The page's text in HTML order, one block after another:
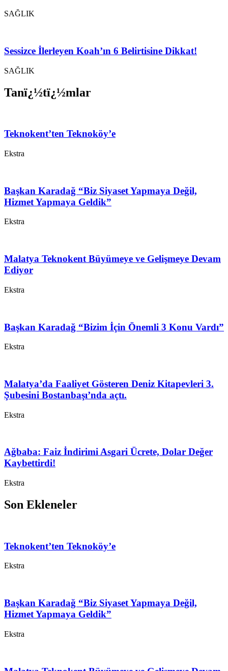
SAĞLIK
Sessizce İlerleyen Koah’ın 6 Belirtisine Dikkat!
SAĞLIK
Tanï¿½tï¿½mlar
Teknokent’ten Teknoköy’e
Ekstra
Başkan Karadağ “Biz Siyaset Yapmaya Değil,
Hizmet Yapmaya Geldik”
Ekstra
Malatya Teknokent Büyümeye ve Gelişmeye Devam
Ediyor
Ekstra
Başkan Karadağ “Bizim İçin Önemli 3 Konu Vardı”
Ekstra
Malatya’da Faaliyet Gösteren Deniz Kitapevleri 3.
Şubesini Bostanbaşı’nda açtı.
Ekstra
Ağbaba: Faiz İndirimi Asgari Ücrete, Dolar Değer
Kaybettirdi!
Ekstra
Son Ekleneler
Teknokent’ten Teknoköy’e
Ekstra
Başkan Karadağ “Biz Siyaset Yapmaya Değil,
Hizmet Yapmaya Geldik”
Ekstra